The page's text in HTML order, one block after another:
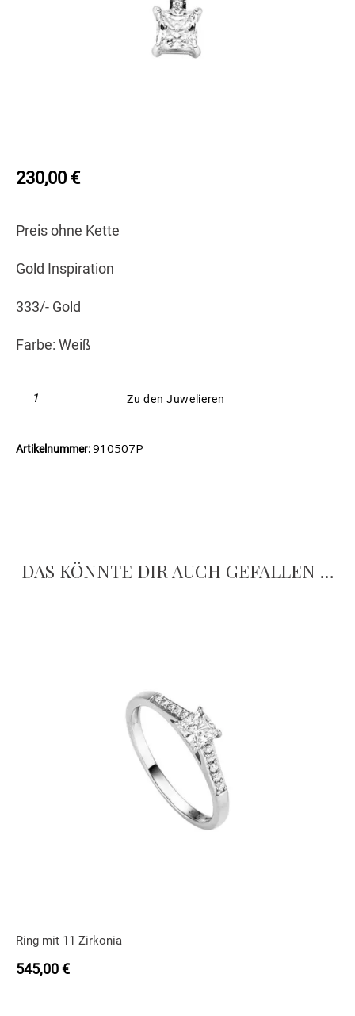
230,00 €
Preis ohne Kette
Gold Inspiration
333/- Gold
Farbe: Weiß
Zu den Juwelieren
Artikelnummer:910507P
DAS KÖNNTE DIR AUCH GEFALLEN …
Ring mit 11 Zirkonia
545,00€